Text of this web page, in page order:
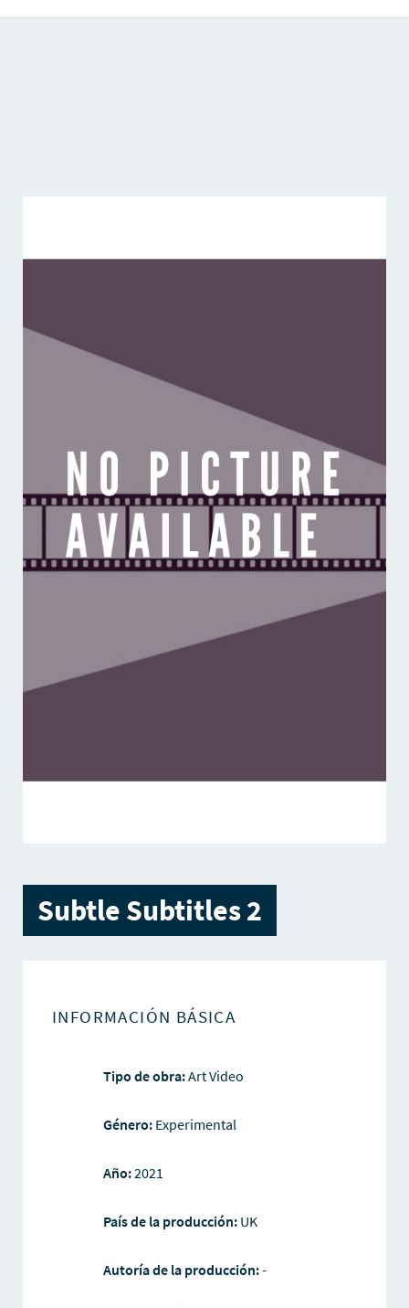
Subtle Subtitles 2
INFORMACIÓN BÁSICA
Tipo de obra:Art Video
Género:Experimental
Año:2021
País de la producción: UK
Autoría de la producción:-